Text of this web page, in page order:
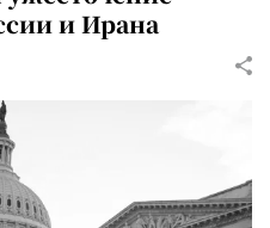
и Ирана